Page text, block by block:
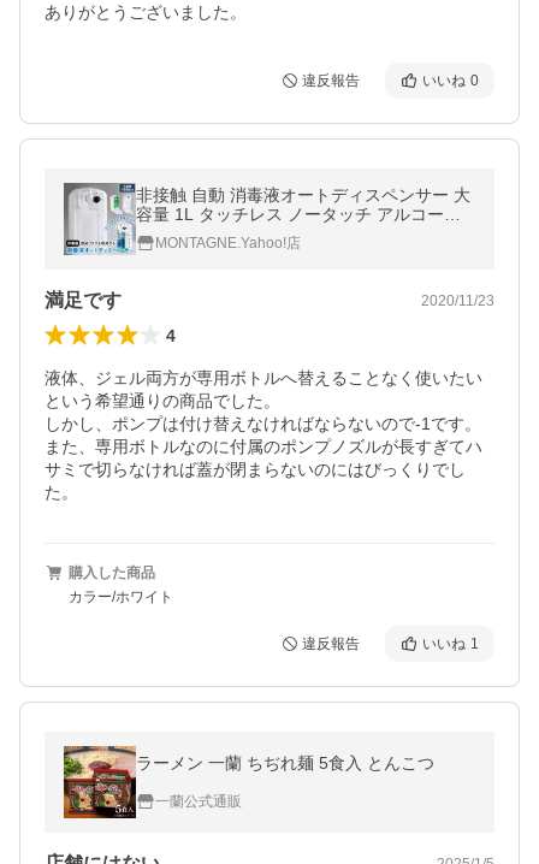
ありがとうございました。
違反報告 いいね 0
非接触 自動 消毒液オートディスペンサー 大
容量 1L タッチレス ノータッチ アルコール
消毒 自動噴射機 ウイルス対策 除菌 消毒 DIP
01-1MONTAGNE.Yahoo!店
満足です 2020/11/23
4
液体、ジェル両方が専用ボトルへ替えることなく使いたい
という希望通りの商品でした。
しかし、ポンプは付け替えなければならないので-1です。
また、専用ボトルなのに付属のポンプノズルが長すぎてハ
サミで切らなければ蓋が閉まらないのにはびっくりでし
た。
購入した商品
カラー/ホワイト
違反報告 いいね 1
ラーメン 一蘭 ちぢれ麺 5食入 とんこつ
一蘭公式通販